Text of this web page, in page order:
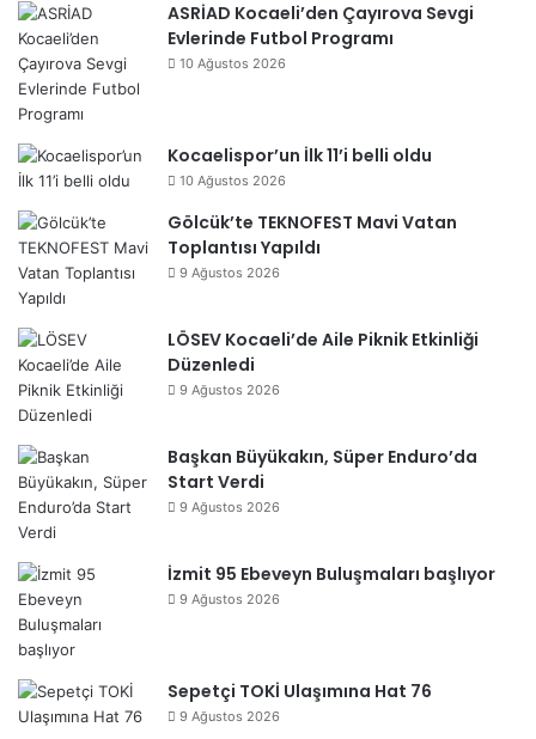
ASRİAD Kocaeli’den Çayırova Sevgi
Evlerinde Futbol Programı
10 Ağustos 2026
Kocaelispor’un İlk 11’i belli oldu
10 Ağustos 2026
Gölcük’te TEKNOFEST Mavi Vatan
Toplantısı Yapıldı
9 Ağustos 2026
LÖSEV Kocaeli’de Aile Piknik Etkinliği
Düzenledi
9 Ağustos 2026
Başkan Büyükakın, Süper Enduro’da
Start Verdi
9 Ağustos 2026
İzmit 95 Ebeveyn Buluşmaları başlıyor
9 Ağustos 2026
Sepetçi TOKİ Ulaşımına Hat 76
9 Ağustos 2026